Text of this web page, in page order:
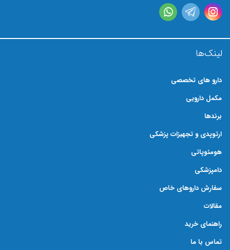
لینک‌ها
دارو های تخصصی
مکمل دارویی
برندها
ارتوپدی و تجهیزات پزشکی
هومئوپاتی
دامپزشکی
سفارش داروهای خاص
مقالات
راهنمای خرید
تماس با ما